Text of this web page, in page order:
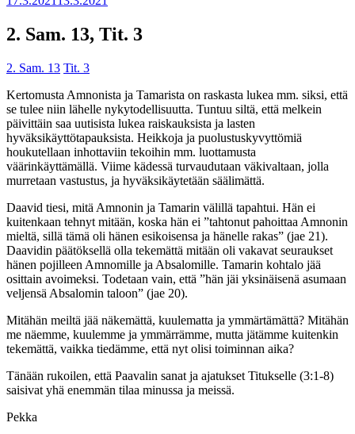
2. Sam. 13, Tit. 3
2. Sam. 13 Tit. 3
Kertomusta Amnonista ja Tamarista on raskasta lukea mm. siksi, että
se tulee niin lähelle nykytodellisuutta. Tuntuu siltä, että melkein
päivittäin saa uutisista lukea raiskauksista ja lasten
hyväksikäyttötapauksista. Heikkoja ja puolustuskyvyttömiä
houkutellaan inhottaviin tekoihin mm. luottamusta
väärinkäyttämällä. Viime kädessä turvaudutaan väkivaltaan, jolla
murretaan vastustus, ja hyväksikäytetään säälimättä.
Daavid tiesi, mitä Amnonin ja Tamarin välillä tapahtui. Hän ei
kuitenkaan tehnyt mitään, koska hän ei ”tahtonut pahoittaa Amnonin
mieltä, sillä tämä oli hänen esikoisensa ja hänelle rakas” (jae 21).
Daavidin päätöksellä olla tekemättä mitään oli vakavat seuraukset
hänen pojilleen Amnomille ja Absalomille. Tamarin kohtalo jää
osittain avoimeksi. Todetaan vain, että ”hän jäi yksinäisenä asumaan
veljensä Absalomin taloon” (jae 20).
Mitähän meiltä jää näkemättä, kuulematta ja ymmärtämättä? Mitähän
me näemme, kuulemme ja ymmärrämme, mutta jätämme kuitenkin
tekemättä, vaikka tiedämme, että nyt olisi toiminnan aika?
Tänään rukoilen, että Paavalin sanat ja ajatukset Titukselle (3:1-8)
saisivat yhä enemmän tilaa minussa ja meissä.
Pekka